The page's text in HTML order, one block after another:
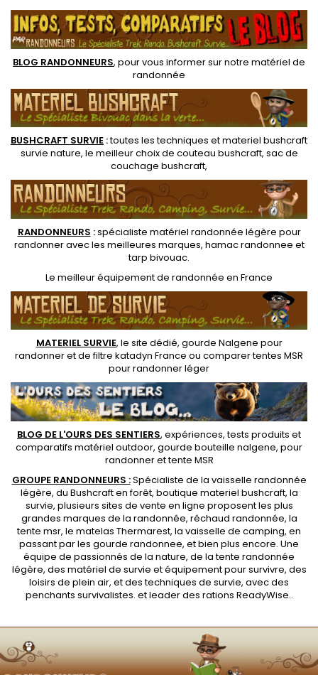
pour la conception de
cuillères, bols et tasses en
bois. Lame acier carbone et
manche en...
l'huile de lin. Utilisation
ambidextre.
BLOG RANDONNEURS, pour vous informer sur notre matériel de
randonnée
BUSHCRAFT SURVIE :toutes les techniques etmateriel bushcraft
survie nature, le meilleur choix de couteau bushcraft, sac de
couchage bushcraft,
RANDONNEURS :spécialiste matériel randonnée légère pour
randonner avec les meilleures marques, hamac randonnee et
tarp bivouac.
Le meilleur équipement de randonnée en France
MATERIEL SURVIE, le site dédié, gourde Nalgene pour
randonneret defiltre katadyn France ou comparer tentes MSR
pour randonner léger
BLOG DE L'OURS DES SENTIERS, expériences, tests produits et
comparatifs matériel outdoor, gourde bouteille nalgene, pour
randonner ettente MSR
GROUPE RANDONNEURS :Spécialiste de la vaisselle randonnée
légère, du Bushcraft en forêt, boutique materiel bushcraft, la
survie, plusieurs sites de vente en ligne proposent les plus
grandes marques de la randonnée, réchaud randonnée, la
tente msr, le matelas Thermarest, la vaisselle de camping, en
passant par les gourde randonnee, et bien plus encore. Une
équipe de passionnés de la nature, de latente randonnée
légère, des matériel de survie et équipement pour survivre, des
loisirs de plein air, et des techniques de survie, avec des
penchants survivalistes. et leader des rations ReadyWise..